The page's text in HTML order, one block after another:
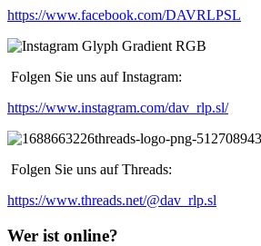
https://www.facebook.com/DAVRLPSL
Folgen Sie uns auf Instagram:
https://www.instagram.com/dav_rlp.sl/
Folgen Sie uns auf Threads:
https://www.threads.net/@dav_rlp.sl
Wer ist online?